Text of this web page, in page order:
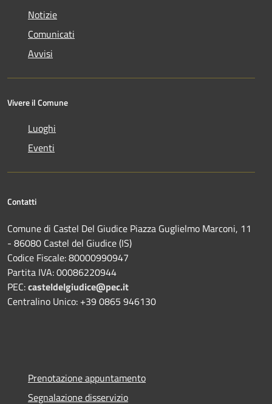
Notizie
Comunicati
Avvisi
Vivere il Comune
Luoghi
Eventi
Contatti
Comune di Castel Del Giudice Piazza Guglielmo Marconi, 11
- 86080 Castel del Giudice (IS)
Codice Fiscale: 80000990947
Partita IVA: 00086220944
PEC:casteldelgiudice@pec.it
Centralino Unico: +39 0865 946130
Prenotazione appuntamento
Segnalazione disservizio